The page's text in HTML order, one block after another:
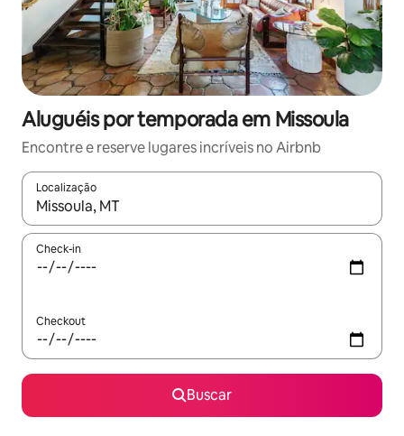
Aluguéis por temporada em Missoula
Encontre e reserve lugares incríveis no Airbnb
Localização
Quando os resultados estiverem disponíveis, explore-os
Check-in
Checkout
Buscar